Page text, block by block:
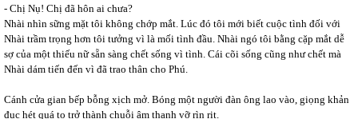
- Chị Nụ! Chị đã hôn ai chưa?
Nhài nhìn sững mặt tôi không chớp mắt. Lúc đó tôi mới biết cuộc tình đối với
Nhài trầm trọng hơn tôi tưởng vì là mối tình đầu. Nhài ngó tôi bằng cặp mắt dễ
sợ của một thiếu nữ sẵn sàng chết sống vì tình. Cái cõi sống cũng như chết mà
Nhài dám tiến đến vì đã trao thân cho Phú.
Cánh cửa gian bếp bỗng xịch mở. Bóng một người đàn ông lao vào, giọng khản
đục hét quá to trở thành chuỗi âm thanh vỡ rìn rịt.